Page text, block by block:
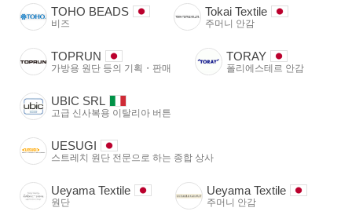
TOHO BEADS
비즈
Tokai Textile
주머니 안감
TOPRUN
가방용 원단 등의 기획・판매
TORAY
폴리에스테르 안감
UBIC SRL
고급 신사복용 이탈리아 버튼
UESUGI
스트레치 원단 전문으로 하는 종합 상사
Ueyama Textile
원단
Ueyama Textile
주머니 안감